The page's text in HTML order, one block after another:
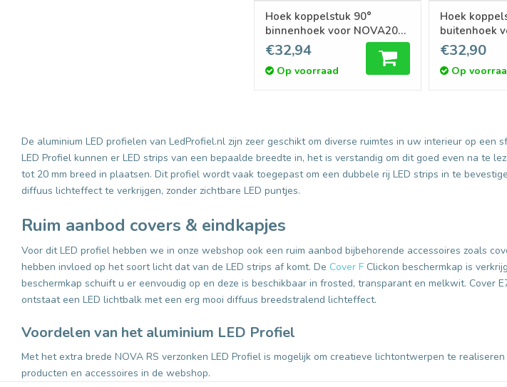
Hoek koppelstuk 90°
binnenhoek voor NOVA20
RS LED profiel
€32,94
Op voorraad
Hoek
buitenhoek
RS LED profiel
€32,90
Op
De aluminium LED profielen van LedProfiel.nl zijn zeer geschikt om diverse ruimtes in uw interieur op
LED Profiel kunnen er LED strips van een bepaalde breedte in, het is verstandig om dit goed even na te
tot 20 mm breed in plaatsen. Dit profiel wordt vaak toegepast om een dubbele rij LED strips in te
diffuus lichteffect te verkrijgen, zonder zichtbare LED puntjes.
Ruim aanbod covers & eindkapjes
Voor dit LED profiel hebben we in onze webshop ook een ruim aanbod bijbehorende accessoires zoals
hebben invloed op het soort licht dat van de LED strips af komt. De Cover F Clickon beschermkap is
beschermkap schuift u er eenvoudig op en deze is beschikbaar in frosted, transparant en melkwit.
ontstaat een LED lichtbalk met een erg mooi diffuus breedstralend lichteffect.
Voordelen van het aluminium LED Profiel
Met het extra brede NOVA RS verzonken LED Profiel is mogelijk om creatieve lichtontwerpen te
producten en accessoires in de webshop.